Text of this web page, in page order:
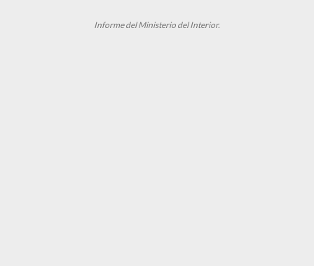
Informe del Ministerio del Interior.